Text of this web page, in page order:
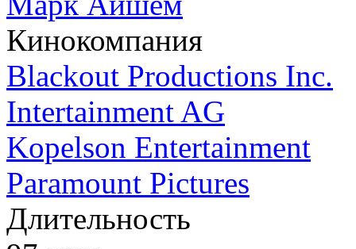
Кинокомпания
Blackout Productions Inc.
Intertainment AG
Kopelson Entertainment
Paramount Pictures
Длительность